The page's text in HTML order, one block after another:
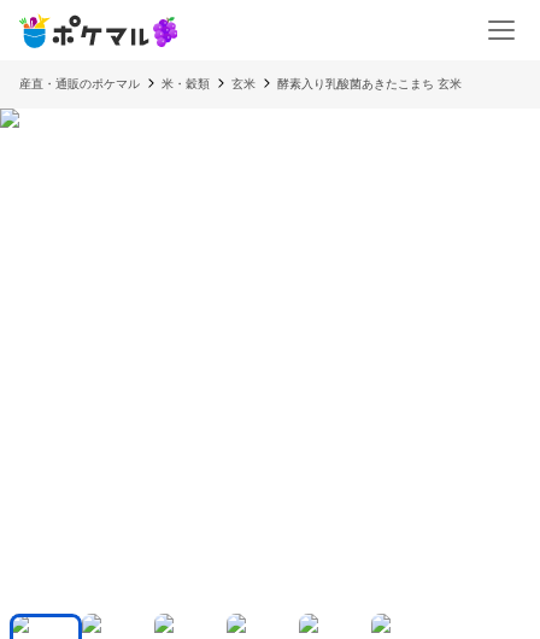
産直・通販のポケマル 米・穀類 玄米 酵素入り乳酸菌あきたこまち 玄米